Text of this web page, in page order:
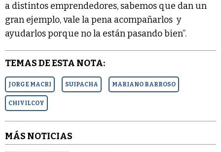
a distintos emprendedores, sabemos que dan un
gran ejemplo, vale la pena acompañarlos y
ayudarlos porque no la están pasando bien”.
TEMAS DE ESTA NOTA:
JORGE MACRI SUIPACHA MARIANO BARROSO
CHIVILCOY
MÁS NOTICIAS